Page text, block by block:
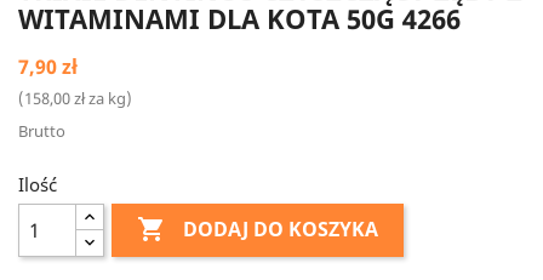
WITAMINAMI DLA KOTA 50G 4266
7,90 zł
(158,00 zł za kg)
Brutto
Ilość
 DODAJ DO KOSZYKA